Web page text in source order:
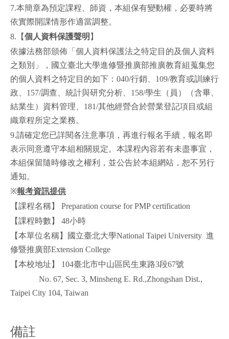
7.本簡章為預定課程、師資，本組保有變動權，必要時將
依實際開課情形作適當調整。
8.【個人資料保護聲明 】
依據法務部頒佈「個人資料保護法之特定目的及個人資料
之類別」，國立臺北大學進修暨推廣部推廣教育組蒐集您
的個人資料之特定目的如下：040/行銷、109/教育或訓練行
政、157/調查、統計與研究分析、158/學生（員）（含畢、
結業生）資料管理、181/其他經營合於營業登記項目或組
織章程所定之業務。
9.請確定您已詳閱各注意事項，再進行報名手續，報名即
表示同意遵守本組相關規定。本課程內容若有未盡事宜，
本組保留隨時修改之權利，並公告於本組網站，恕不另行
通知。
※報考資訊提供
【課程名稱】 Preparation course for PMP certification
【課程時數】 48小時
【本單位名稱】國立臺北大學National Taipei University 進
修暨推廣部Extension College
【本校地址】 104臺北市中山區民生東路3段67號
No. 67, Sec. 3, Minsheng E. Rd.,Zhongshan Dist.,
Taipei City 104, Taiwan
備註